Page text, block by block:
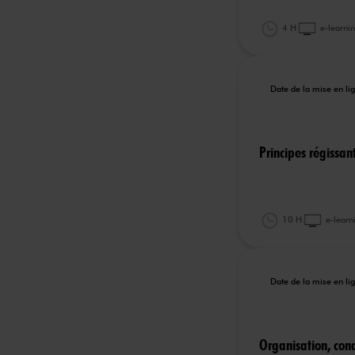
4 H e-
Date de la mise en
Principes
10 H e-
Date de la mise en
Organisation,